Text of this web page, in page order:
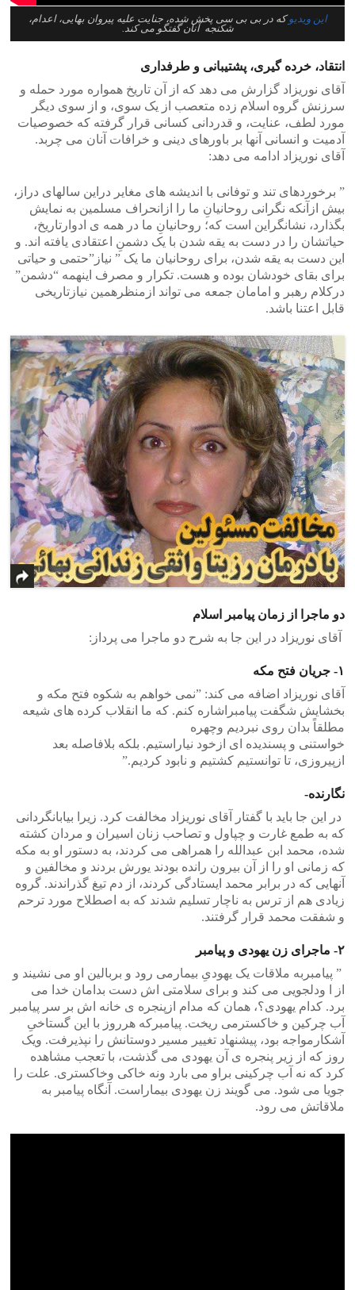
این ویدیوکه در بی بی سی پخش شده، جنایت علیه پیروان بهایی، اعدام،
شکنجه آنان گفتگو می کند.
انتقاد، خرده گیری، پشتیبانی و طرفداری
آقای نوریزاد گزارش می دهد که از آن تاریخ همواره مورد حمله و
سرزنش گروه اسلام زده متعصب از یک سوی، و از سوی دیگر
مورد لطف، عنایت، و قدردانی کسانی قرار گرفته که خصوصیات
آدمیت و انسانی آنها بر باورهای دینی و خرافات آنان می چربد.
آقای نوریزاد ادامه می دهد:
” برخوردهای تند و توفانی با اندیشه های مغایر دراین سالهای دراز،
بیش ازآنکه نگرانی روحانیانِ ما را ازانحراف مسلمین به نمایش
بگذارد، نشانگراین است که؛ روحانیانِ ما در همه ی ادوارتاریخ،
حیاتشان را در دست به یقه شدن با یک دشمنِ اعتقادی یافته اند. و
این دست به یقه شدن، برای روحانیان ما یک ” نیاز”حتمی و حیاتی
برای بقای خودشان بوده و هست. تکرار و مصرف اینهمه “دشمن”
درکلام رهبر و امامان جمعه می تواند ازمنظرهمین نیازتاریخی
قابل اعتنا باشد.
دو ماجرا از زمان پیامبر اسلام
‎‫۱-‬ جریان فتح مکه ‫ ‬
‎آقای نوریزاد اضافه می کند‫:‬ ‫”‬نمی خواهم به شکوه فتح مکه و
بخشایش شگفت پیامبراشاره کنم. که ما انقلاب کرده های شیعه
مطلقاً بدان روی نبردیم وچهره
‎خواستنی و پسندیده ای ازخود نیاراستیم. بلکه بلافاصله بعد
ازپیروزی، تا توانستیم کشتیم و نابود کردیم.‫”‬
‎ در این جا باید با گفتار آقای نوریزاد مخالفت کرد‫.‬ زیرا بیابانگردانی
که به طمع غارت و چپاول و تصاحب زنان اسیران و مردان کشته
شده، محمد ابن عبدالله را همراهی می کردند، به دستور او به مکه
که زمانی او را از آن بیرون رانده بودند یورش بردند و مخالفین و
آنهایی که در برابر محمد ایستادگی کردند، از دم تیغ گذراندند‫.‬ گروه
زیادی هم از ترس به ناچار تسلیم شدند که به اصطلاح مورد ترحم
و شفقت محمد قرار گرفتند‫.‬
‎‫۲-‬ ماجرای زن یهودی و پیامبر
‎ ‫”‬ پیامبربه ملاقات یک یهودیِ بیمارمی رود و بربالین او می نشیند و
از ا ودلجویی می کند و برای سلامتی اش دست بدامان خدا می
برد. کدام یهودی؟، همان که مدام ازپنجره ی خانه اش بر سر پیامبر
آب چرکین و خاکسترمی ریخت. پیامبرکه هرروز با این گستاخیِ
آشکارمواجه بود، پیشنهاد تغییر مسیر دوستانش را نپذیرفت. ویک
روز که از زیر پنجره ی آن یهودی می گذشت، با تعجب مشاهده
کرد که نه آب چرکینی براو می بارد ونه خاکی وخاکستری. علت را
جویا می شود. می گویند زن یهودی بیماراست. آنگاه پیامبر به
ملاقاتش می رود.
>